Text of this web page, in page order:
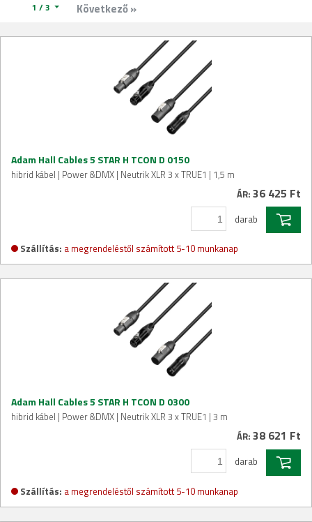
1 / 3 Következő »
Adam Hall Cables 5 STAR H TCON D 0150
hibrid kábel | Power &DMX | Neutrik XLR 3 x TRUE1 | 1,5 m
ÁR: 36 425 Ft
darab
Szállítás: a megrendeléstől számított 5-10 munkanap
Adam Hall Cables 5 STAR H TCON D 0300
hibrid kábel | Power &DMX | Neutrik XLR 3 x TRUE1 | 3 m
ÁR: 38 621 Ft
darab
Szállítás: a megrendeléstől számított 5-10 munkanap